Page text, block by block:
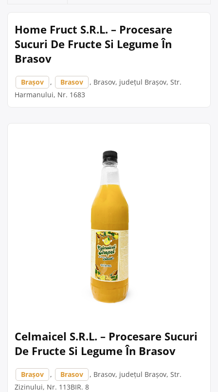
Home Fruct S.R.L. – Procesare
Sucuri De Fructe Si Legume În
Brasov
Brașov , Brasov
, Brasov, județul Brașov, Str.
Harmanului, Nr. 1683
Celmaicel S.R.L. – Procesare Sucuri
De Fructe Si Legume În Brasov
Brașov , Brasov
, Brasov, județul Brașov, Str.
Zizinului, Nr. 113BIR. 8